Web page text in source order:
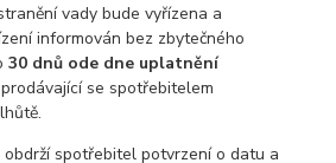
vady bude vyřízena a
informován bez zbytečného
30 dnů ode dne uplatnění
se spotřebitelem
obdrží spotřebitel potvrzení o datu a